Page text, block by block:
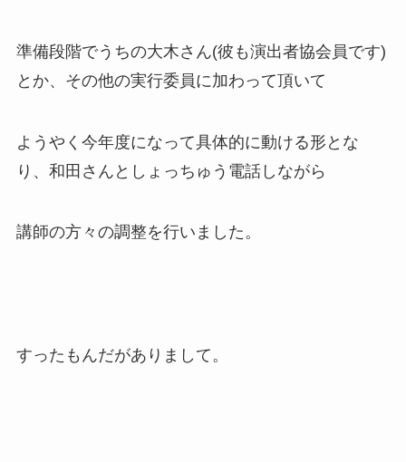
準備段階でうちの大木さん(彼も演出者協会員です)
とか、その他の実行委員に加わって頂いて
ようやく今年度になって具体的に動ける形とな
り、和田さんとしょっちゅう電話しながら
講師の方々の調整を行いました。
すったもんだがありまして。